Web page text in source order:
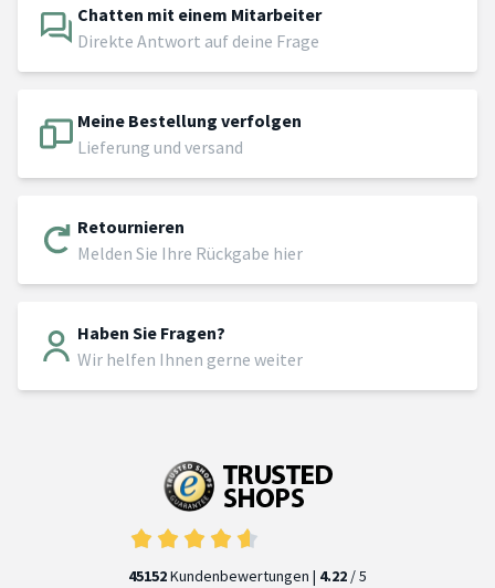
Chatten mit einem Mitarbeiter
Direkte Antwort auf deine Frage
Meine Bestellung verfolgen
Lieferung und versand
Retournieren
Melden Sie Ihre Rückgabe hier
Haben Sie Fragen?
Wir helfen Ihnen gerne weiter
45152Kundenbewertungen | 4.22 / 5